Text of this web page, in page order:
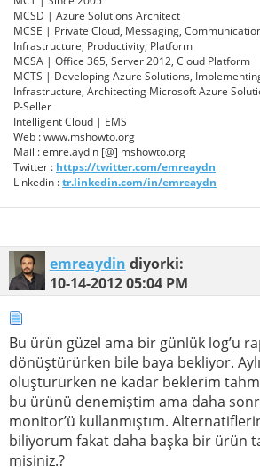
MCSD | Azure Solutions Architect
MCSE | Private Cloud, Messaging,
Infrastructure, Productivity, Platform
MCSA | Office 365, Server 2012, Cloud Platform
MCTS | Developing Azure Solutions,
Infrastructure, Architecting Microsoft Azure
P-Seller
Intelligent Cloud | EMS
Web : www.mshowto.org
Mail : emre.aydin [@] mshowto.org
Twitter : https://twitter.com/emreaydn
Linkedin :tr.linkedin.com/in/emreaydn
emreaydin diyorki:
10-14-201205:04 PM
Bu ürün güzel ama bir günlük log’u
dönüştürürken bile baya bekliyor.
oluştururken ne kadar beklerim
bu ürünü denemiştim ama daha
monitor’ü kullanmıştım.
biliyorum fakat daha başka bir ürün
misiniz.?